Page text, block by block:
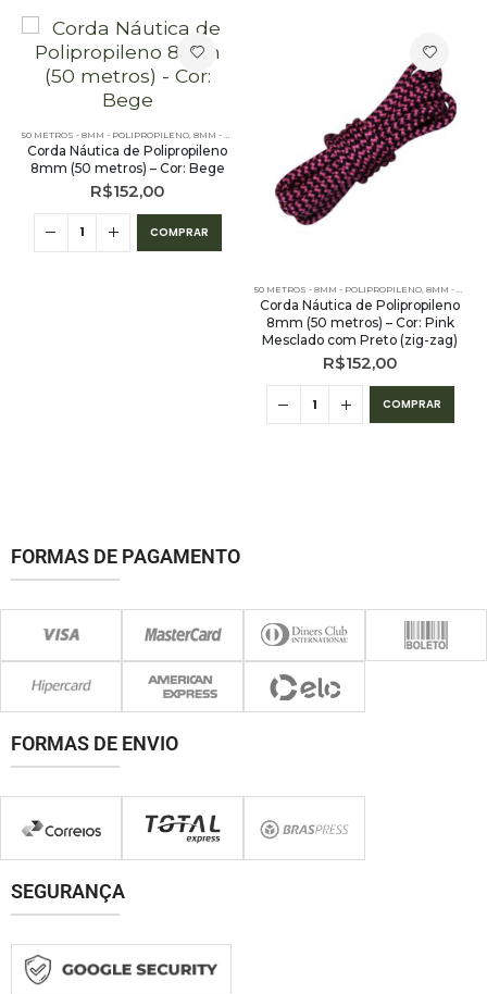
8MM - POLIPROPILENO - 50 METROS
LISAS - 50 METROS - 8MM - POLIPROPILENO, PE - 8MM - POLIPROPILENO - 50 METROS
,PE - 8MM - POLIPROPILENO - 50 METROS
50 METROS - 8MM - POLIPROPILENO 8MM - POLIPROPILENO CORDA NÁUTICA REDONDA,
Corda Náutica de Polipropileno
8mm (50 metros) – Cor: Bege
R$152,00
COMPRAR
50 METROS - 8MM - POLIPROPILENO, 8MM - POLIPROPILENO
Corda Náutica de Polipropileno
8mm (50 metros) – Cor: Pink
Mesclado com Preto (zig-zag)
R$152,00
COMPRAR
FORMAS DE PAGAMENTO
FORMAS DE ENVIO
SEGURANÇA